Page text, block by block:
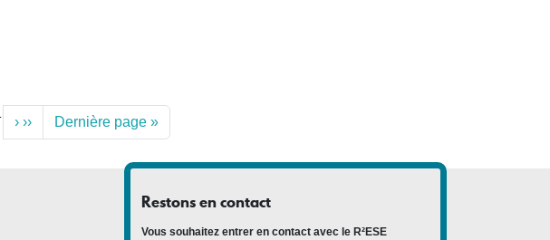
› ›› Dernière page »
Restons en contact
Vous souhaitez entrer en contact avec le R²ESE